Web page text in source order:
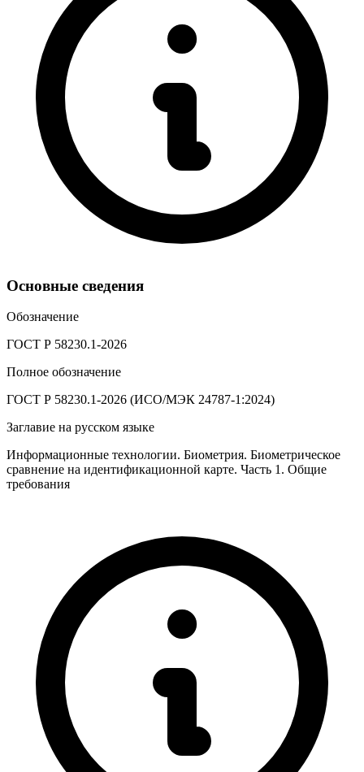
Основные сведения
Обозначение
ГОСТ Р 58230.1-2026
Полное обозначение
ГОСТ Р 58230.1-2026 (ИСО/МЭК 24787-1:2024)
Заглавие на русском языке
Информационные технологии. Биометрия. Биометрическое
сравнение на идентификационной карте. Часть 1. Общие
требования